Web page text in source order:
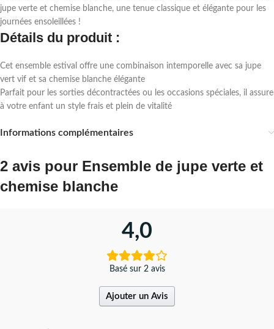
jupe verte et chemise blanche, une tenue classique et élégante pour les
journées ensoleillées !
Détails du produit :
Cet ensemble estival offre une combinaison intemporelle avec sa jupe
vert vif et sa chemise blanche élégante
Parfait pour les sorties décontractées ou les occasions spéciales, il assure
à votre enfant un style frais et plein de vitalité
Informations complémentaires
2 avis pour Ensemble de jupe verte et
chemise blanche
4,0
Basé sur 2 avis
Ajouter un Avis